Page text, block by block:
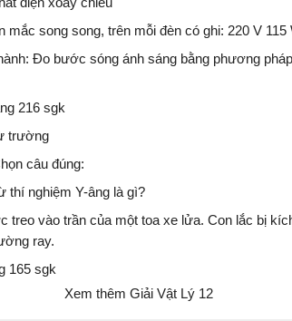
mắc song song, trên mỗi đèn có ghi: 220 V 115
Đo bước sóng ánh sáng bằng phương
216 sgk
trường
câu đúng:
thí nghiệm Y-âng là gì?
treo vào trần của một toa xe lửa. Con lắc bị
ray.
165 sgk
Xem thêm Giải Vật Lý 12